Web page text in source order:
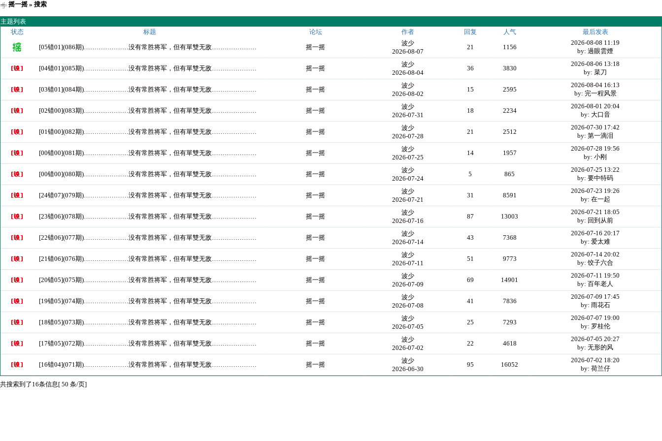
摇一摇» 搜索
主题列表
状态
标题 论坛 作者 回复 人气 最后发表
[05错01](086期)…………………没有常胜将军，但有單雙无敌………………… 摇一摇
波少
2026-08-07
21 1156
2026-08-08 11:19
by: 過眼雲煙
[04错01](085期)…………………没有常胜将军，但有單雙无敌………………… 摇一摇
波少
2026-08-04
36 3830
2026-08-06 13:18
by: 菜刀
[03错01](084期)…………………没有常胜将军，但有單雙无敌………………… 摇一摇
波少
2026-08-02
15 2595
2026-08-04 16:13
by: 完一程风景
[02错00](083期)…………………没有常胜将军，但有單雙无敌………………… 摇一摇
波少
2026-07-31
18 2234
2026-08-01 20:04
by: 大口音
[01错00](082期)…………………没有常胜将军，但有單雙无敌………………… 摇一摇
波少
2026-07-28
21 2512
2026-07-30 17:42
by: 第一滴泪
[00错00](081期)…………………没有常胜将军，但有單雙无敌………………… 摇一摇
波少
2026-07-25
14 1957
2026-07-28 19:56
by: 小刚
[00错00](080期)…………………没有常胜将军，但有單雙无敌………………… 摇一摇
波少
2026-07-24
5 865
2026-07-25 13:22
by: 要中特码
[24错07](079期)…………………没有常胜将军，但有單雙无敌………………… 摇一摇
波少
2026-07-21
31 8591
2026-07-23 19:26
by: 在一起
[23错06](078期)…………………没有常胜将军，但有單雙无敌………………… 摇一摇
波少
2026-07-16
87 13003
2026-07-21 18:05
by: 回到从前
[22错06](077期)…………………没有常胜将军，但有單雙无敌………………… 摇一摇
波少
2026-07-14
43 7368
2026-07-16 20:17
by: 爱太难
[21错06](076期)…………………没有常胜将军，但有單雙无敌………………… 摇一摇
波少
2026-07-11
51 9773
2026-07-14 20:02
by: 饺子六合
[20错05](075期)…………………没有常胜将军，但有單雙无敌………………… 摇一摇
波少
2026-07-09
69 14901
2026-07-11 19:50
by: 百年老人
[19错05](074期)…………………没有常胜将军，但有單雙无敌………………… 摇一摇
波少
2026-07-08
41 7836
2026-07-09 17:45
by: 雨花石
[18错05](073期)…………………没有常胜将军，但有單雙无敌………………… 摇一摇
波少
2026-07-05
25 7293
2026-07-07 19:00
by: 罗桂伦
[17错05](072期)…………………没有常胜将军，但有單雙无敌………………… 摇一摇
波少
2026-07-02
22 4618
2026-07-05 20:27
by: 无形的风
[16错04](071期)…………………没有常胜将军，但有單雙无敌………………… 摇一摇
波少
2026-06-30
95 16052
2026-07-02 18:20
by: 荷兰仔
共搜索到了16条信息[ 50 条/页]